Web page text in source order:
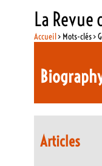
La Revue
Accueil> Mots-clés >
Articles